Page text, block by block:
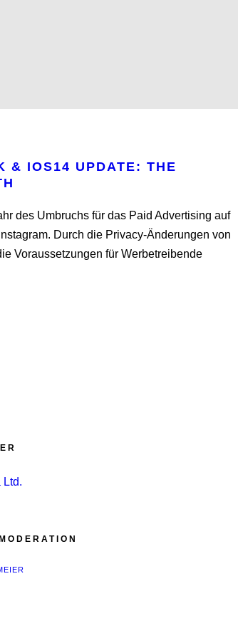
& IOS14 UPDATE: THE
des Umbruchs für das Paid Advertising auf
Durch die Privacy-Änderungen von
Voraussetzungen für Werbetreibende